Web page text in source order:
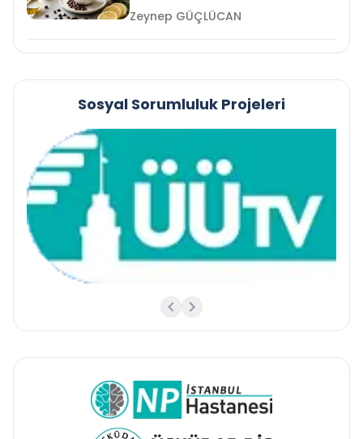
Zeynep GÜÇLÜCAN
Sosyal Sorumluluk Projeleri